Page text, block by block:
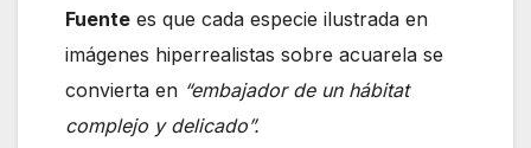
Fuente es que cada especie ilustrada en
imágenes hiperrealistas sobre acuarela se
convierta en “embajador de un hábitat
complejo y delicado”.